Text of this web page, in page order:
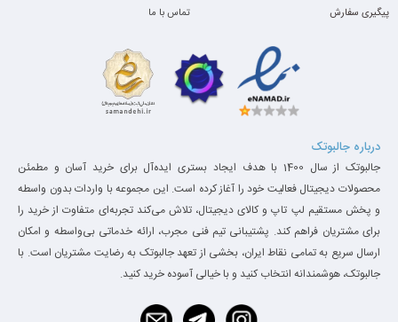
پیگیری سفارش
تماس با ما
درباره جالبوتک
جالبوتک از سال 1400 با هدف ایجاد بستری ایده‌آل برای خرید آسان و مطمئن
محصولات دیجیتال فعالیت خود را آغاز کرده است. این مجموعه با واردات بدون واسطه
و پخش مستقیم لپ تاپ و کالای دیجیتال، تلاش می‌کند تجربه‌ای متفاوت از خرید را
برای مشتریان فراهم کند. پشتیبانی تیم فنی مجرب، ارائه خدماتی بی‌واسطه و امکان
ارسال سریع به تمامی نقاط ایران، بخشی از تعهد جالبوتک به رضایت مشتریان است. با
جالبوتک، هوشمندانه انتخاب کنید و با خیالی آسوده خرید کنید.